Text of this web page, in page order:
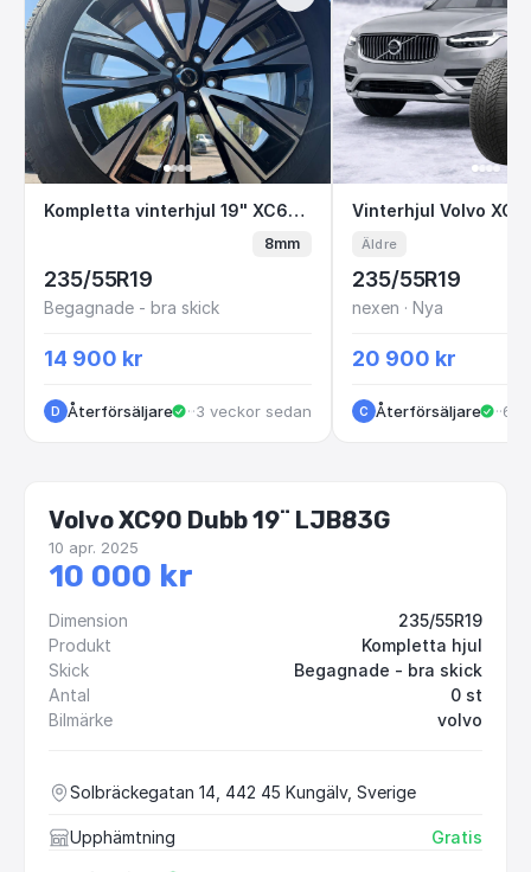
Kompletta vinterhjul 19" XC60 Nokian HKPL
Kompletta vinterhjul 19" XC60 Nokian HKPL R5
8mm
235/55R19
Begagnade - bra skick
14 900 kr
D Återförsäljare · Göteborg
·3 veckor sedan
Vinterhjul Volvo
Äldre
235/55R19
nexen · Nya
20 900 kr
C Återförsäljare ··6
Volvo XC90 Dubb 19¨ LJB83G
10 apr. 2025
10 000 kr
Dimension
235/55R19
Produkt
Kompletta hjul
Skick
Begagnade - bra skick
Antal
0 st
Bilmärke
volvo
Solbräckegatan 14, 442 45 Kungälv, Sverige
Upphämtning Gratis